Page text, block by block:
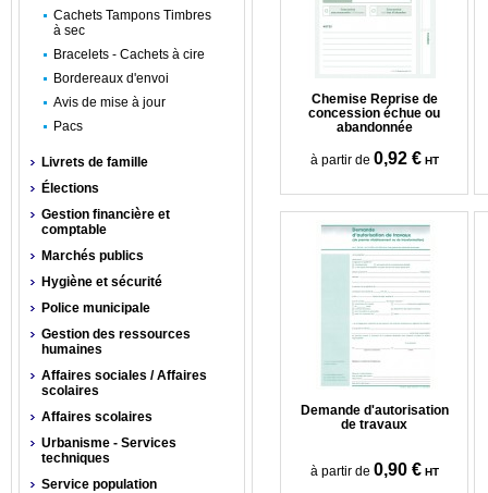
Chemise Reprise de
concession échue ou
abandonnée
à partir de 0,92 € HT
Demande d'autorisation
de travaux
à partir de 0,90 € HT
Cachets Tampons Timbres
à sec
Bracelets - Cachets à cire
Bordereaux d'envoi
Avis de mise à jour
Pacs
Livrets de famille
Élections
Gestion financière et
comptable
Marchés publics
Hygiène et sécurité
Police municipale
Gestion des ressources
humaines
Affaires sociales / Affaires
scolaires
Affaires scolaires
Urbanisme - Services
techniques
Service population